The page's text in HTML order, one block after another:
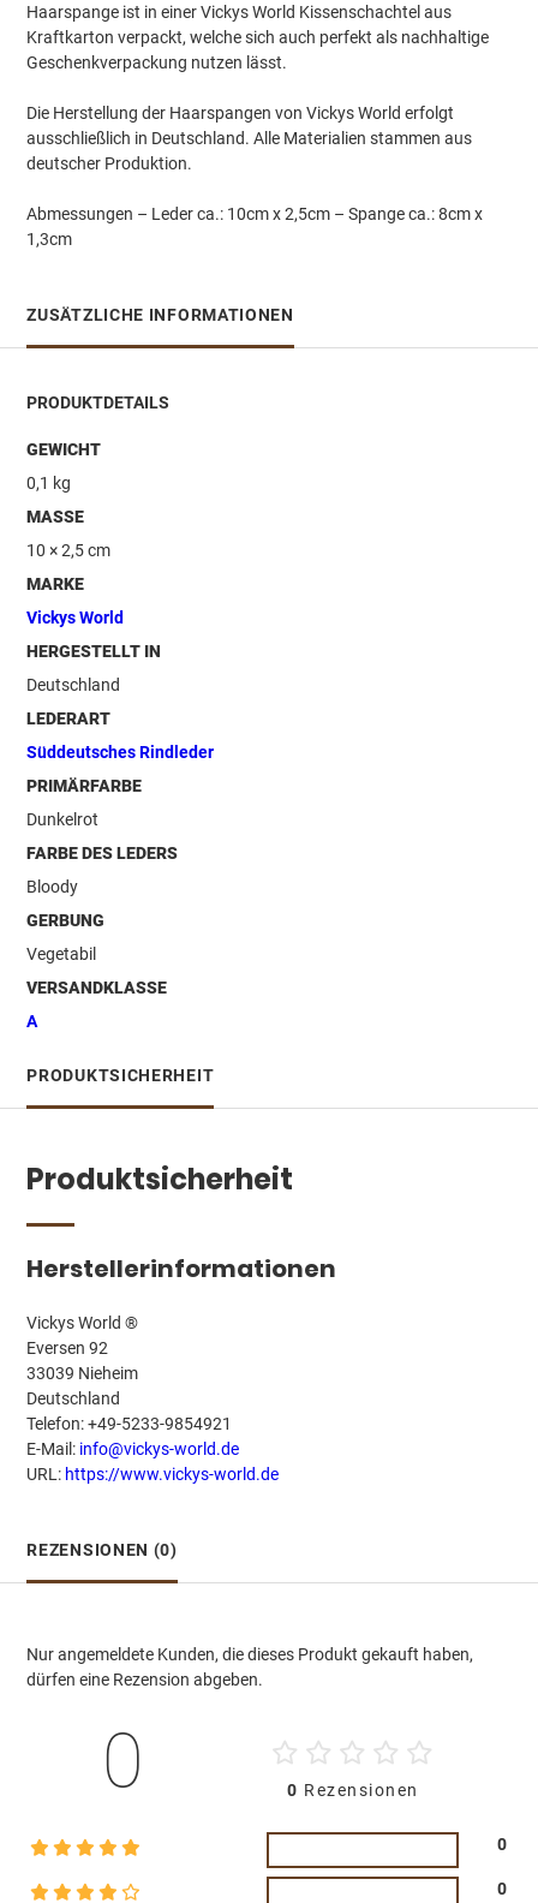
Haarspange ist in einer Vickys World Kissenschachtel aus
Kraftkarton verpackt, welche sich auch perfekt als nachhaltige
Geschenkverpackung nutzen lässt.
Die Herstellung der Haarspangen von Vickys World erfolgt
ausschließlich in Deutschland. Alle Materialien stammen aus
deutscher Produktion.
Abmessungen – Leder ca.: 10cm x 2,5cm – Spange ca.: 8cm x
1,3cm
ZUSÄTZLICHE INFORMATIONEN
PRODUKTDETAILS
GEWICHT
0,1 kg
MASSE
10 × 2,5 cm
MARKE
Vickys World
HERGESTELLT IN
Deutschland
LEDERART
Süddeutsches Rindleder
PRIMÄRFARBE
Dunkelrot
FARBE DES LEDERS
Bloody
GERBUNG
Vegetabil
VERSANDKLASSE
A
PRODUKTSICHERHEIT
Produktsicherheit
Herstellerinformationen
Vickys World ®
Eversen 92
33039 Nieheim
Deutschland
Telefon: +49-5233-9854921
E-Mail: info@vickys-world.de
URL: https://www.vickys-world.de
REZENSIONEN (0)
0 0 Rezensionen
0
0
Nur angemeldete Kunden, die dieses Produkt gekauft haben,
dürfen eine Rezension abgeben.